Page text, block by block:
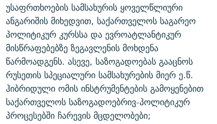
უსაფრთხოების სამსახურის ყოველწლიური
ანგარიშის მიხედვით, საქართველოს საგარეო
პოლიტიკურ კურსსა და ევროატლანტიკურ
მისწრაფებებზე ზეგავლენის მოხდენა
წარმოადგენს. ასევე, საზოგადოებას გააცნოს
რუსეთის სპეციალური სამსახურების მიერ ე.წ.
ჰიბრიდული ომის ინსტრუმენტების გამოყენებით
საქართველოს საზოგადოებრივ-პოლიტიკურ
პროცესებში ჩარევის მცდელობები;